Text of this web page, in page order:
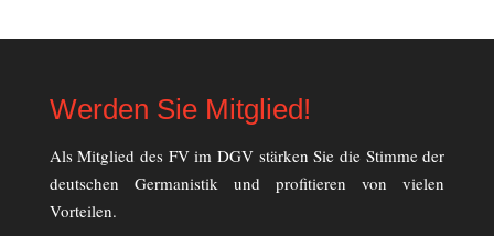
Werden Sie Mitglied!
Als Mitglied des FV im DGV stärken Sie die Stimme der
deutschen Germanistik und profitieren von vielen
Vorteilen.